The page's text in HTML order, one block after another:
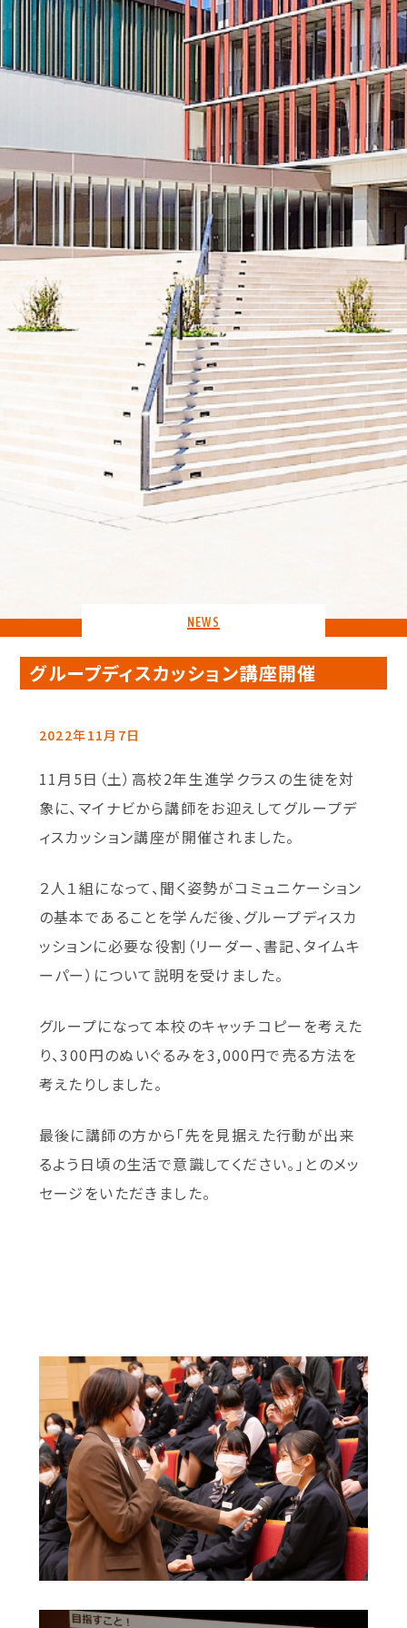
NEWS
グループディスカッション講座開催
2022年11月7日
11月5日（土）高校2年生進学クラスの生徒を対
象に、マイナビから講師をお迎えしてグループデ
ィスカッション講座が開催されました。
２人１組になって、聞く姿勢がコミュニケーション
の基本であることを学んだ後、グループディスカ
ッションに必要な役割（リーダー、書記、タイムキ
ーパー）について説明を受けました。
グループになって本校のキャッチコピーを考えた
り、300円のぬいぐるみを3,000円で売る方法を
考えたりしました。
最後に講師の方から「先を見据えた行動が出来
るよう日頃の生活で意識してください。」とのメッ
セージをいただきました。